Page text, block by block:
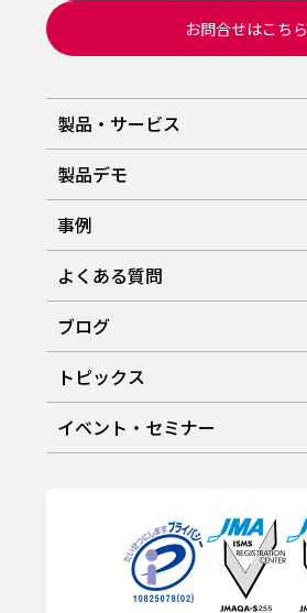
お問合せはこちら
製品・サービス
製品デモ
事例
よくある質問
ブログ
トピックス
イベント・セミナー